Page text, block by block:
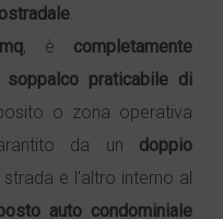
.
, è completamente
soppalco praticabile di
o zona operativa
da un doppio
e l'altro interno al
auto condominiale